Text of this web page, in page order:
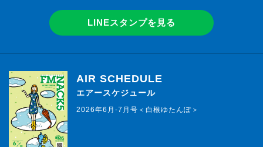
LINEスタンプを見る
AIR SCHEDULE
エアースケジュール
2026年6月-7月号＜白根ゆたんぽ＞